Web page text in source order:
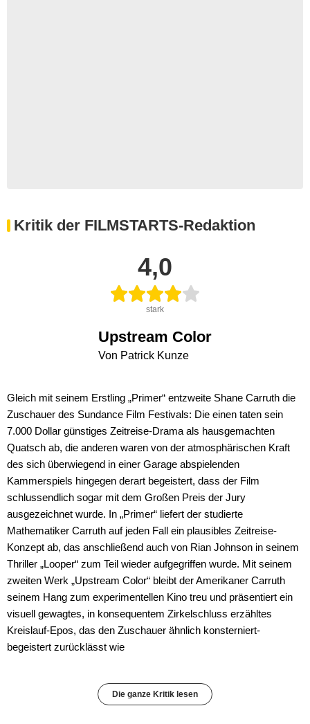
Kritik der FILMSTARTS-Redaktion
4,0
stark
Upstream Color
Von Patrick Kunze
Gleich mit seinem Erstling „Primer“ entzweite Shane Carruth die
Zuschauer des Sundance Film Festivals: Die einen taten sein
7.000 Dollar günstiges Zeitreise-Drama als hausgemachten
Quatsch ab, die anderen waren von der atmosphärischen Kraft
des sich überwiegend in einer Garage abspielenden
Kammerspiels hingegen derart begeistert, dass der Film
schlussendlich sogar mit dem Großen Preis der Jury
ausgezeichnet wurde. In „Primer“ liefert der studierte
Mathematiker Carruth auf jeden Fall ein plausibles Zeitreise-
Konzept ab, das anschließend auch von Rian Johnson in seinem
Thriller „Looper“ zum Teil wieder aufgegriffen wurde. Mit seinem
zweiten Werk „Upstream Color“ bleibt der Amerikaner Carruth
seinem Hang zum experimentellen Kino treu und präsentiert ein
visuell gewagtes, in konsequentem Zirkelschluss erzähltes
Kreislauf-Epos, das den Zuschauer ähnlich konsterniert-
begeistert zurücklässt wie
Die ganze Kritik lesen